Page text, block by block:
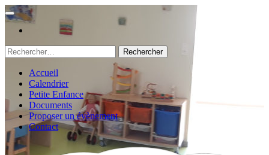
Rechercher :
Accueil
Calendrier
Petite Enfance
Documents
Proposer un évènement
Contact